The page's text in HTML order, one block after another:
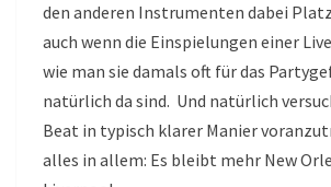
den anderen Instrumenten dabei
auch wenn die Einspielungen einer
wie man sie damals oft für das
natürlich da sind. Und natürlich
Beat in typisch klarer Manier
alles in allem: Es bleibt mehr New